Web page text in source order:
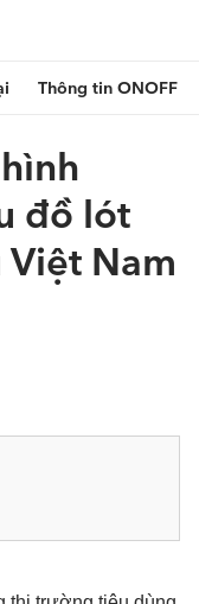
Thông tin ONOFF
đồ lót
Nam